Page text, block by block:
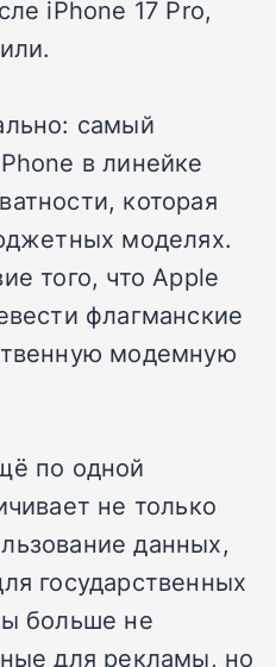
iPhone 17 Pro,
самый
в линейке
которая
моделях.
того, что Apple
флагманские
модемную
по одной
не только
данных,
государственных
больше не
для рекламы, но